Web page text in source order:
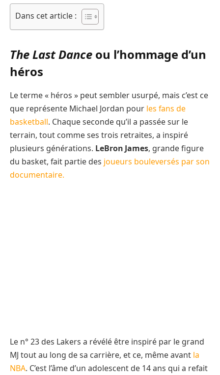
Dans cet article :
The Last Dance ou l’hommage d’un
héros
Le terme « héros » peut sembler usurpé, mais c’est ce
que représente Michael Jordan pour les fans de
basketball. Chaque seconde qu’il a passée sur le
terrain, tout comme ses trois retraites, a inspiré
plusieurs générations. LeBron James, grande figure
du basket, fait partie des joueurs bouleversés par son
documentaire.
Le n° 23 des Lakers a révélé être inspiré par le grand
MJ tout au long de sa carrière, et ce, même avant la
NBA. C’est l’âme d’un adolescent de 14 ans qui a refait